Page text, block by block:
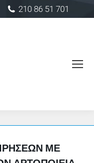
210 86 51 701
ΜΕ